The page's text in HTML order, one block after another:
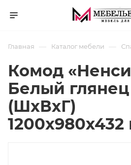
Главная — Каталог мебели —
Комод
Белый глянец
(ШхВхГ)